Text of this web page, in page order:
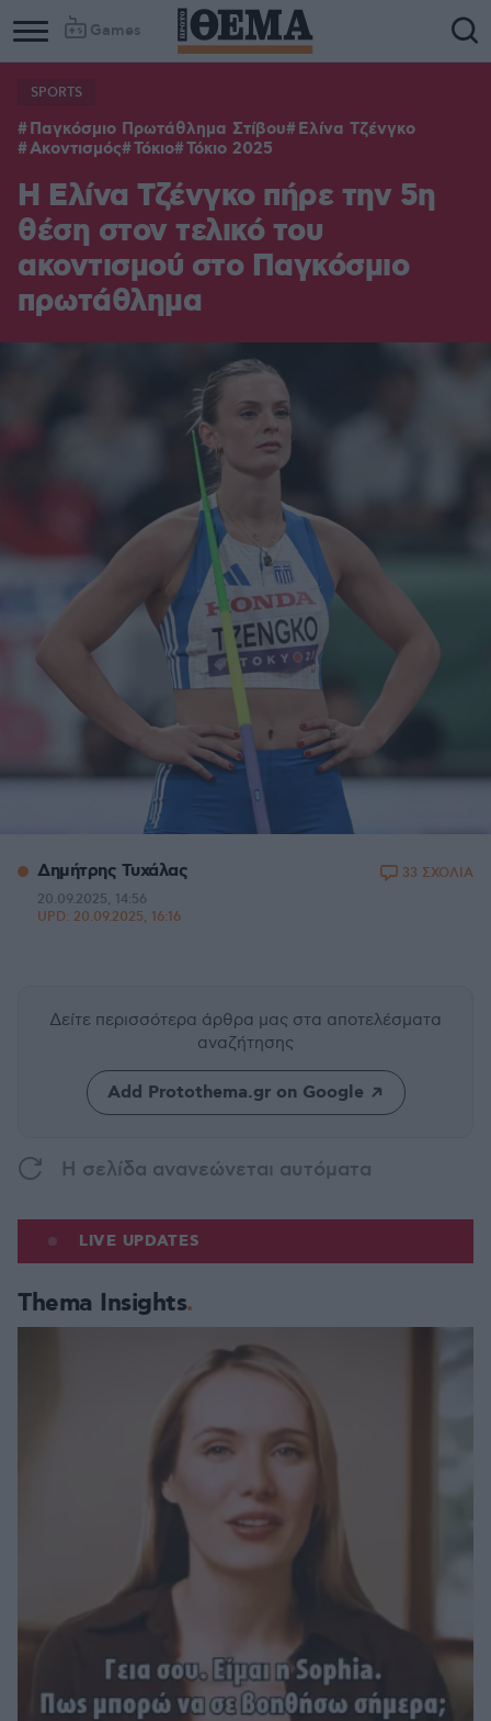
Games
SPORTS
Παγκόσμιο Πρωτάθλημα Στίβου
Ελίνα Τζένγκο
Ακοντισμός Τόκιο Τόκιο 2025
Η Ελίνα Τζένγκο πήρε την 5η
θέση στον τελικό του
ακοντισμού στο Παγκόσμιο
πρωτάθλημα
Δημήτρης Τυχάλας
20.09.2025, 14:56
UPD: 20.09.2025, 16:16
33 ΣΧΟΛΙΑ
Δείτε περισσότερα άρθρα μας στα αποτελέσματα
αναζήτησης
Add Protothema.gr on Google
H σελίδα ανανεώνεται αυτόματα
LIVE UPDATES
Thema Insights